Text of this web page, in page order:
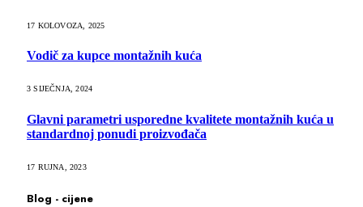
17 KOLOVOZA, 2025
Vodič za kupce montažnih kuća
3 SIJEČNJA, 2024
Glavni parametri usporedne kvalitete montažnih kuća u
standardnoj ponudi proizvođača
17 RUJNA, 2023
Blog - cijene